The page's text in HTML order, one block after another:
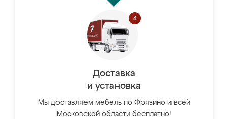
Доставка
и установка
Мы доставляем мебель по Фрязино и всей
Московской области бесплатно!